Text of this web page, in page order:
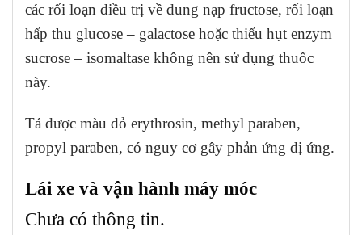
các rối loạn điều trị về dung nạp fructose, rối loạn
hấp thu glucose – galactose hoặc thiếu hụt enzym
sucrose – isomaltase không nên sử dụng thuốc
này.
Tá dược màu đỏ erythrosin, methyl paraben,
propyl paraben, có nguy cơ gây phản ứng dị ứng.
Lái xe và vận hành máy móc
Chưa có thông tin.